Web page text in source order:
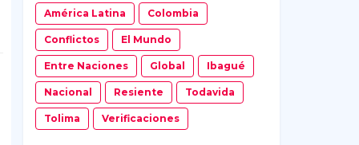
América Latina Colombia
Conflictos El Mundo
Entre Naciones Global Ibagué
Nacional Resiente Todavida
Tolima Verificaciones